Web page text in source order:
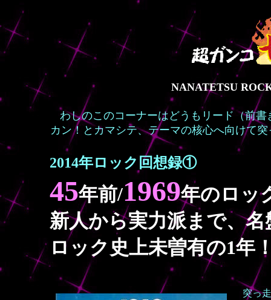
NANATETSU
わしのこのコーナーはどうもリード（前
カン！とカマシテ、テーマの核心へ向けて
2014年ロック回想録①
45年前/1969年のロッ
新人から実力派まで、
ロック史上未曽有の1年
突っ